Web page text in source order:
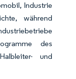
Industrie
während
des
und